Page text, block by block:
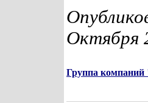
Октября
Группа